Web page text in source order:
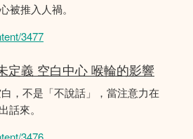
被推入人禍。
3477
定義 空白中心 喉輪的影響
，不是「不說話」，當注意力在
話來。